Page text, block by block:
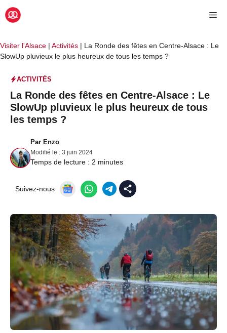
Aller
au
Visiter l'Alsace | Activités | La Ronde des fêtes en Centre-Alsace : Le
SlowUp pluvieux le plus heureux de tous les temps ?
ACTIVITÉS
La Ronde des fêtes en Centre-Alsace : Le
SlowUp pluvieux le plus heureux de tous
les temps ?
Par Enzo
Modifié le : 3 juin 2024
Temps de lecture : 2 minutes
Suivez-nous